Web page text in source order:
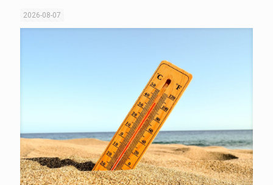
2026-08-07